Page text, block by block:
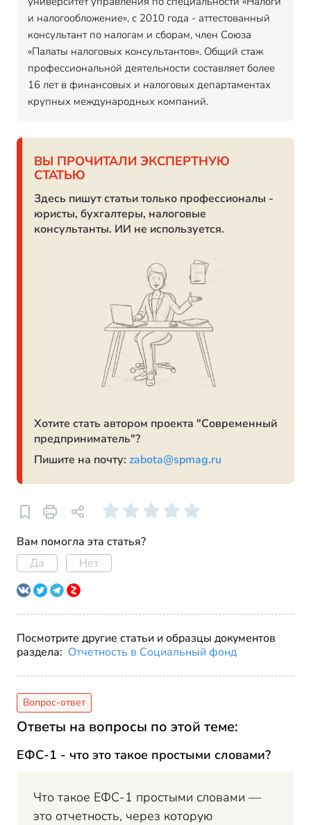
и налогообложение», с 2010 года - аттестованный
консультант по налогам и сборам, член Союза
«Палаты налоговых консультантов». Общий стаж
профессиональной деятельности составляет более
16 лет в финансовых и налоговых департаментах
крупных международных компаний.
ВЫ ПРОЧИТАЛИ ЭКСПЕРТНУЮ
СТАТЬЮ
Здесь пишут статьи только профессионалы -
юристы, бухгалтеры, налоговые
консультанты. ИИ не используется.
Хотите стать автором проекта "Современный
предприниматель"?
Пишите на почту: zabota@spmag.ru
Вам помогла эта статья?
Да
Нет
Посмотрите другие статьи и образцы документов
раздела: Отчетность в Социальный фонд
Ответы на вопросы по этой теме:
ЕФС-1 - что это такое простыми словами?
Что такое ЕФС-1 простыми словами —
это отчетность, через которую